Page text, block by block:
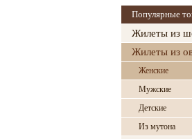
Популярные
Жилеты из
Жилеты из
Женские
Мужские
Детские
Из мутона